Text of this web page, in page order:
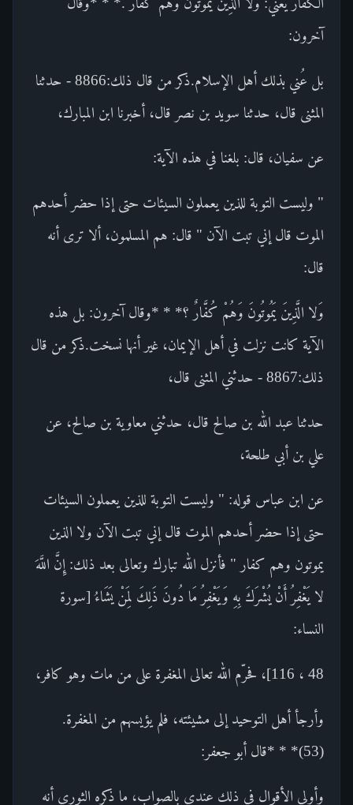
آخرون:
بل عُني بذلك أهل الإسلام.ذكر من قال ذلك:8866 - حدثنا
المثنى قال، حدثنا سويد بن نصر قال، أخبرنا ابن المبارك،
عن سفيان، قال: بلغنا في هذه الآية:
" وليست التوبة للذين يعملون السيئات حتى إذا حضر أحدهم
الموت قال إني تبت الآن " قال: هم المسلمون، ألا ترى أنه
قال:
وَلا الَّذِينَ يَمُوتُونَ وَهُمْ كُفَّارٌ ؟* * *وقال آخرون: بل هذه
الآية كانت نزلت في أهل الإيمان، غير أنها نسخت.ذكر من قال
ذلك:8867 - حدثني المثنى قال،
حدثنا عبد الله بن صالح قال، حدثني معاوية بن صالح، عن
علي بن أبي طلحة،
عن ابن عباس قوله: " وليست التوبة للذين يعملون السيئات
حتى إذا حضر أحدهم الموت قال إني تبت الآن ولا الذين
يموتون وهم كفار " فأنزل الله تبارك وتعالى بعد ذلك: إِنَّ اللَّهَ
لا يَغْفِرُ أَنْ يُشْرَكَ بِهِ وَيَغْفِرُ مَا دُونَ ذَلِكَ لِمَنْ يَشَاءُ [سورة
النساء:
48 ، 116]، فحرّم الله تعالى المغفرة على من مات وهو كافر،
وأرجأ أهل التوحيد إلى مشيئته، فلم يؤيسهم من المغفرة.
(53)* * *قال أبو جعفر:
وأولى الأقوال في ذلك عندي بالصواب، ما ذكره الثوري أنه